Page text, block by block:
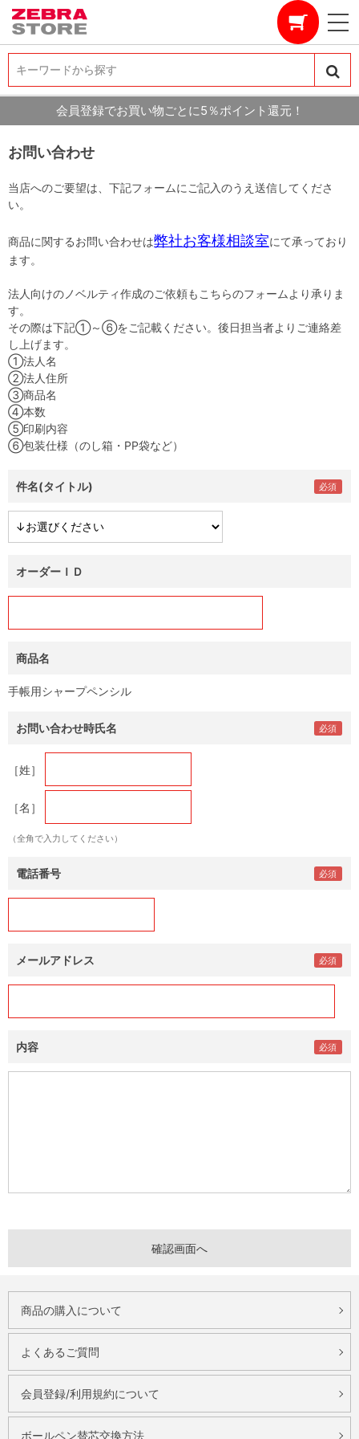
キーワードから探す
キーワードから探す
会員登録でお買い物ごとに5％ポイント還元！
お問い合わせ
当店へのご要望は、下記フォームにご記入のうえ送信してくださ
い。
商品に関するお問い合わせは弊社お客様相談室にて承っており
ます。
法人向けのノベルティ作成のご依頼もこちらのフォームより承りま
す。
その際は下記①～⑥をご記載ください。後日担当者よりご連絡差
し上げます。
①法人名
②法人住所
③商品名
④本数
⑤印刷内容
⑥包装仕様（のし箱・PP袋など）
件名(タイトル)
オーダーＩＤ
商品名
手帳用シャープペンシル
お問い合わせ時氏名
［姓］
［名］
（全角で入力してください）
電話番号
メールアドレス
内容
商品の購入について
よくあるご質問
会員登録/利用規約について
ボールペン替芯交換方法